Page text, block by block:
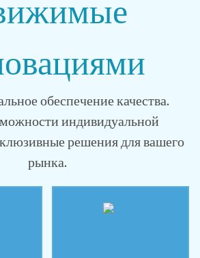
обеспечение качества.
индивидуальной
решения для вашего
рынка.